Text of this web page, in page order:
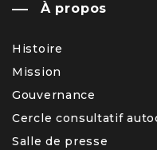
À propos
Histoire
Mission
Gouvernance
Cercle consultatif
Salle de presse